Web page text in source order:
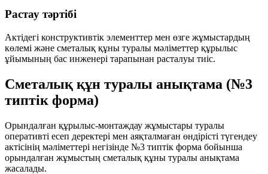
Растау тәртібі
Актідегі конструктивтік элементтер мен өзге жұмыстардың
көлемі және сметалық құны туралы мәліметтер құрылыс
ұйымының бас инженері тарапынан расталуы тиіс.
Сметалық құн туралы анықтама (№3
типтік форма)
Орындалған құрылыс-монтаждау жұмыстары туралы
оперативті есеп деректері мен аяқталмаған өндірісті түгендеу
актісінің мәліметтері негізінде №3 типтік форма бойынша
орындалған жұмыстың сметалық құны туралы анықтама
жасалады.